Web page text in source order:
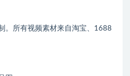
。所有视频素材来自淘宝、1688